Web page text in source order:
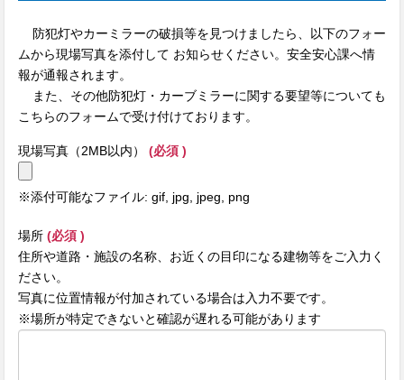
防犯灯やカーミラーの破損等を見つけましたら、以下のフォー
ムから現場写真を添付して お知らせください。安全安心課へ情
報が通報されます。
また、その他防犯灯・カーブミラーに関する要望等についても
こちらのフォームで受け付けております。
現場写真（2MB以内） (必須 )
※添付可能なファイル: gif, jpg, jpeg, png
場所 (必須 )
住所や道路・施設の名称、お近くの目印になる建物等をご入力く
ださい。
写真に位置情報が付加されている場合は入力不要です。
※場所が特定できないと確認が遅れる可能があります